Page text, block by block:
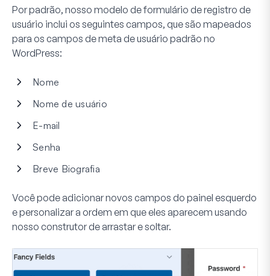
Por padrão, nosso modelo de formulário de registro de
usuário inclui os seguintes campos, que são mapeados
para os campos de meta de usuário padrão no
WordPress:
Nome
Nome de usuário
E-mail
Senha
Breve Biografia
Você pode adicionar novos campos do painel esquerdo
e personalizar a ordem em que eles aparecem usando
nosso construtor de arrastar e soltar.